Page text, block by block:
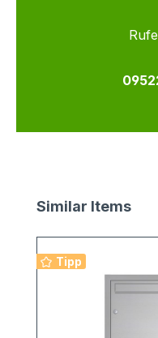
Produktgalerie
Similar Items
Tipp